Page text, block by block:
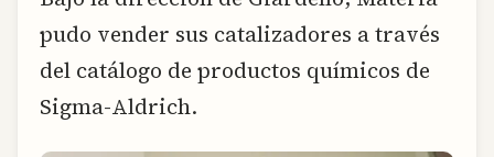
pudo vender sus catalizadores a través
del catálogo de productos químicos de
Sigma-Aldrich.